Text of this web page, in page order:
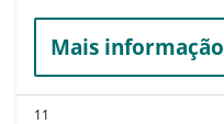
Mais informação
11